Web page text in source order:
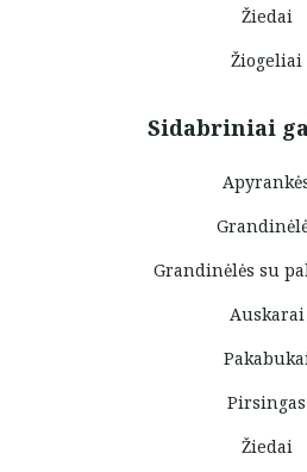
Žiedai
Žiogeliai
Sidabriniai
Grandinėlės su
Auskarai
Pirsingas
Žiedai